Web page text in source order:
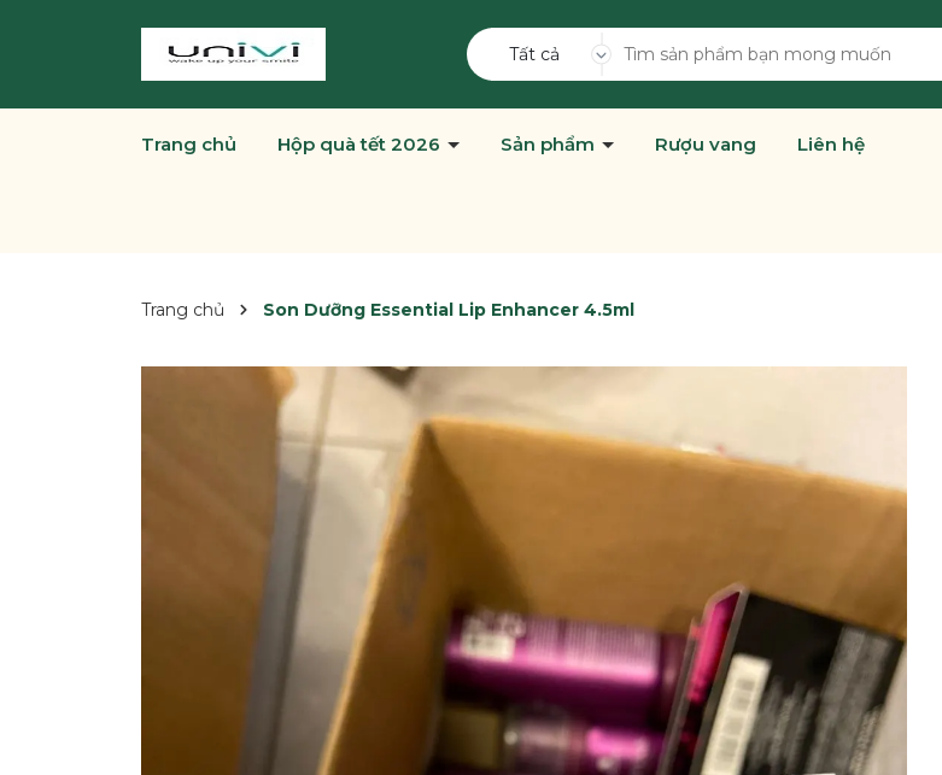
Tất cả
Trang chủ Hộp quà tết 2026 Sản phẩm Rượu vang Liên hệ
Trang chủ Son Dưỡng Essential Lip Enhancer 4.5ml